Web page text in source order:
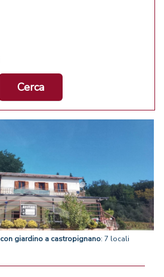
Cerca
con giardino a castropignano: 7 locali